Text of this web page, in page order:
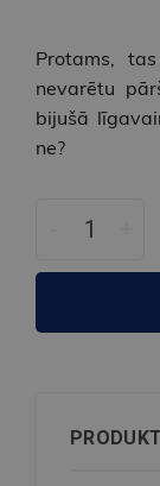
Protams,
nevarētu
bijušā
ne?